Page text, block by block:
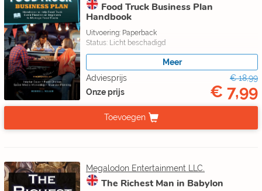
Food Truck Business Plan
Handbook
Uitvoering: Paperback
Status: Licht beschadigd
Meer
Adviesprijs
€ 18,99
Onze prijs
€ 7,99
Toevoegen
Megalodon Entertainment LLC.
The Richest Man in Babylon